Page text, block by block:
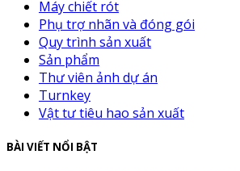
Máy chiết rót
Phụ trợ nhãn và đóng gói
Quy trình sản xuất
Sản phẩm
Thư viên ảnh dự án
Turnkey
Vật tư tiêu hao sản xuất
BÀI VIẾT NỔI BẬT